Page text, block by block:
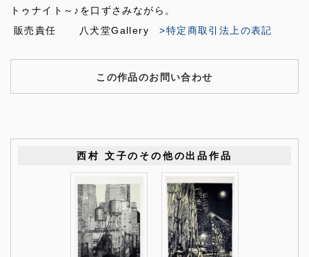
トゥナイト～♪を口ずさみながら。
販売責任
八犬堂Gallery>特定商取引法上の表記
この作品のお問い合わせ
西村 文子のその他の出品作品